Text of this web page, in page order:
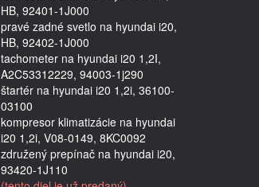
HB, 92401-1J000
pravé zadné svetlo na hyundai i20,
HB, 92402-1J000
tachometer na hyundai i20 1,2I,
A2C53312229, 94003-1j290
štartér na hyundai i20 1,2i, 36100-
03100
kompresor klimatizácie na hyundai
i20 1,2i, V08-0149, 8KC0092
združený prepínač na hyundai i20,
93420-1J110